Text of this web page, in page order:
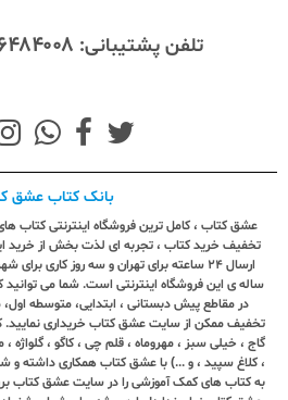
تلفن پشتیبانی:
بانک کتاب عشق
عشق کتاب ، کامل ترین فروشگاه اینترنتی کتاب
تخفیف خرید کتاب ، تجربه ای لذت بخش از خرید
ارسال ٢٤ ساعته برای تهران و سه روز کاری
ساله ی این فروشگاه اینترنتی است. شما می
در مقاطع پیش دبستانی ، ابتدایی، متوسطه
تخفیف ممکن از سایت عشق کتاب خریداری نمایید.
گاج ، خیلی سبز ، مهروماه ، قلم چی ، کاگو ، گلواژه ،
، کلاغ سپید ، و ...) با عشق کتاب همکاری داشته و
به کتاب های کمک آموزشی را در سایت عشق کتاب